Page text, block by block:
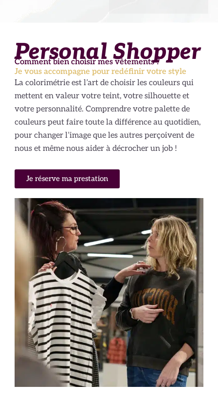
Personal Shopper
Comment bien choisir mes vêtements ?
Je vous accompagne pour redéfinir votre style
La colorimétrie est l’art de choisir les couleurs qui
mettent en valeur votre teint, votre silhouette et
votre personnalité. Comprendre votre palette de
couleurs peut faire toute la différence au quotidien,
pour changer l’image que les autres perçoivent de
nous et même nous aider à décrocher un job !
Je réserve ma prestation